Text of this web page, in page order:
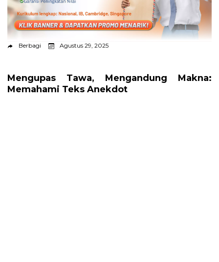
Berbagi Agustus 29, 2025
Mengupas Tawa, Mengandung Makna:
Memahami Teks Anekdot